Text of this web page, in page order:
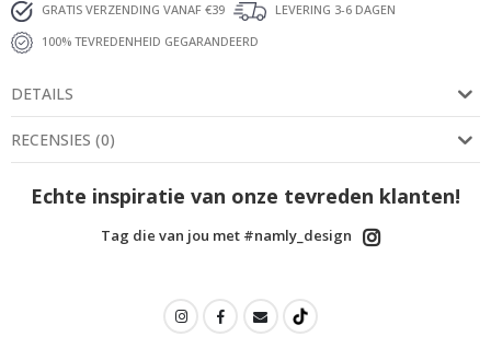
GRATIS VERZENDING VANAF €39
LEVERING 3-6 DAGEN
100% TEVREDENHEID GEGARANDEERD
DETAILS
RECENSIES (0)
Echte inspiratie van onze tevreden klanten!
Tag die van jou met #namly_design